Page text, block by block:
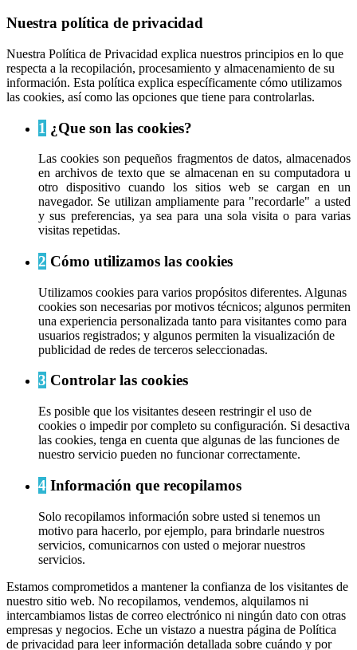
Nuestra política de privacidad
Nuestra Política de Privacidad explica nuestros principios en lo que
respecta a la recopilación, procesamiento y almacenamiento de su
información. Esta política explica específicamente cómo utilizamos
las cookies, así como las opciones que tiene para controlarlas.
1 ¿Que son las cookies?
Las cookies son pequeños fragmentos de datos, almacenados
en archivos de texto que se almacenan en su computadora u
otro dispositivo cuando los sitios web se cargan en un
navegador. Se utilizan ampliamente para "recordarle" a usted
y sus preferencias, ya sea para una sola visita o para varias
visitas repetidas.
2 Cómo utilizamos las cookies
Utilizamos cookies para varios propósitos diferentes. Algunas
cookies son necesarias por motivos técnicos; algunos permiten
una experiencia personalizada tanto para visitantes como para
usuarios registrados; y algunos permiten la visualización de
publicidad de redes de terceros seleccionadas.
3 Controlar las cookies
Es posible que los visitantes deseen restringir el uso de
cookies o impedir por completo su configuración. Si desactiva
las cookies, tenga en cuenta que algunas de las funciones de
nuestro servicio pueden no funcionar correctamente.
4 Información que recopilamos
Solo recopilamos información sobre usted si tenemos un
motivo para hacerlo, por ejemplo, para brindarle nuestros
servicios, comunicarnos con usted o mejorar nuestros
servicios.
Estamos comprometidos a mantener la confianza de los visitantes de
nuestro sitio web. No recopilamos, vendemos, alquilamos ni
intercambiamos listas de correo electrónico ni ningún dato con otras
empresas y negocios. Eche un vistazo a nuestra página de Política
de privacidad para leer información detallada sobre cuándo y por